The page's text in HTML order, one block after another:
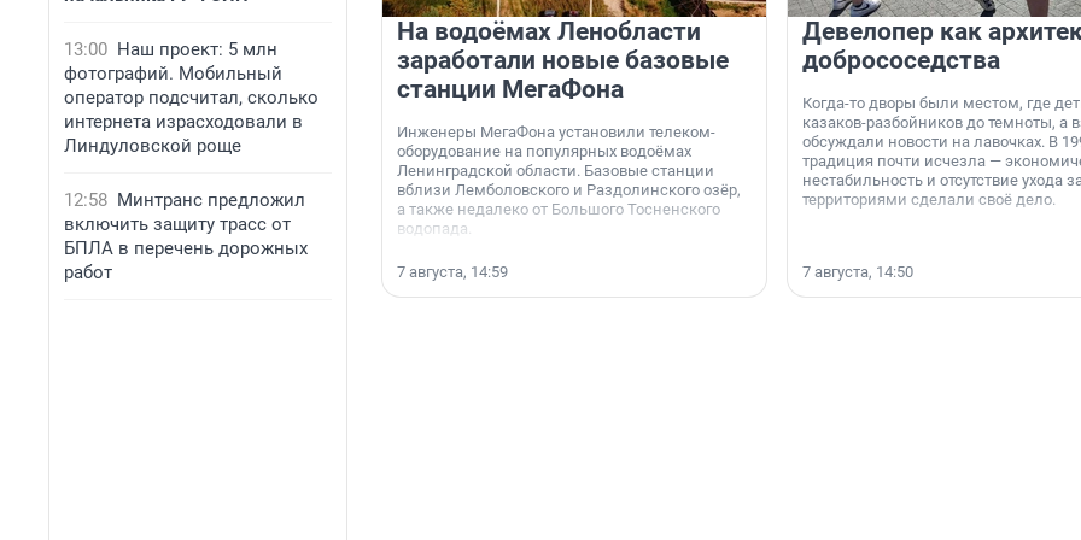
13:00 Наш проект: 5 млн
фотографий. Мобильный
оператор подсчитал, сколько
интернета израсходовали в
Линдуловской роще
12:58 Минтранс предложил
включить защиту трасс от
БПЛА в перечень дорожных
работ
На водоёмах Ленобласти
заработали новые базовые
станции МегаФона
Инженеры МегаФона установили телеком-
оборудование на популярных водоёмах
Ленинградской области. Базовые станции
вблизи Лемболовского и Раздолинского озёр,
а также недалеко от Большого Тосненского
водопада.
7 августа, 14:59
Девелопер как
добрососедства
Когда-то дворы были местом, где
казаков-разбойников до темноты, а
обсуждали новости на лавочках. В
традиция почти исчезла —
нестабильность и отсутствие ухода
территориями сделали своё дело.
7 августа, 14:50